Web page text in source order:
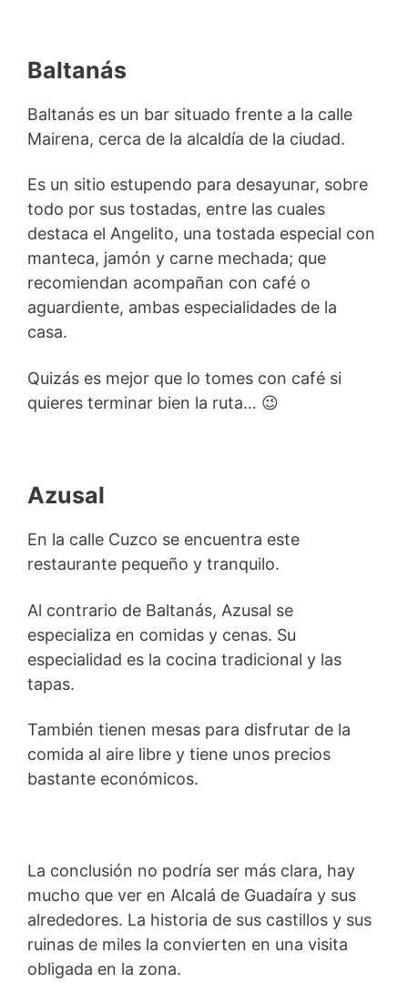
Baltanás
Baltanás es un bar situado frente a la calle
Mairena, cerca de la alcaldía de la ciudad.
Es un sitio estupendo para desayunar, sobre
todo por sus tostadas, entre las cuales
destaca el Angelito, una tostada especial con
manteca, jamón y carne mechada; que
recomiendan acompañan con café o
aguardiente, ambas especialidades de la
casa.
Quizás es mejor que lo tomes con café si
quieres terminar bien la ruta… 😉
Azusal
En la calle Cuzco se encuentra este
restaurante pequeño y tranquilo.
Al contrario de Baltanás, Azusal se
especializa en comidas y cenas. Su
especialidad es la cocina tradicional y las
tapas.
También tienen mesas para disfrutar de la
comida al aire libre y tiene unos precios
bastante económicos.
La conclusión no podría ser más clara, hay
mucho que ver en Alcalá de Guadaíra y sus
alrededores. La historia de sus castillos y sus
ruinas de miles la convierten en una visita
obligada en la zona.